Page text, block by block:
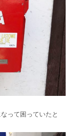
って困っていたと